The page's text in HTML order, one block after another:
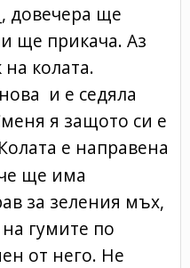
довечера ще
ще прикача. Аз
колата.
и е седяла
я защото си е
е направена
ще има
за зеления мъх,
гумите по
от него. Не